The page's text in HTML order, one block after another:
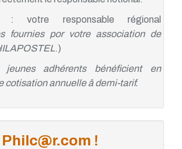
: votre responsable régional
fournies por votre association de
.)
adhérents bénéficient en
cotisation annuelle â demi-tarif.
!